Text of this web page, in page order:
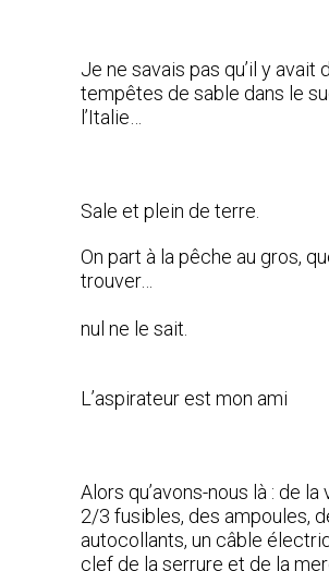
Je ne savais pas qu’il y avait
tempêtes de sable dans le
l’Italie…
Sale et plein de terre.
On part à la pêche au gros,
trouver…
nul ne le sait.
L’aspirateur est mon ami
Alors qu’avons-nous là : de la
2/3 fusibles, des ampoules,
autocollants, un câble
clef de la serrure et de la